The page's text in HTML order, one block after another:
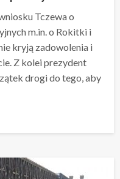
Tczewa o
m.in. o Rokitki i
kryją zadowolenia i
Z kolei prezydent
drogi do tego, aby